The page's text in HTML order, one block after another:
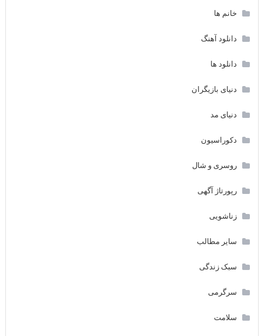
خانم ها
دانلود آهنگ
دانلود ها
دنیای بازیگران
دنیای مد
دکوراسیون
روسری و شال
رپورتاژ آگهی
زناشویی
سایر مطالب
سبک زندگی
سرگرمی
سلامت